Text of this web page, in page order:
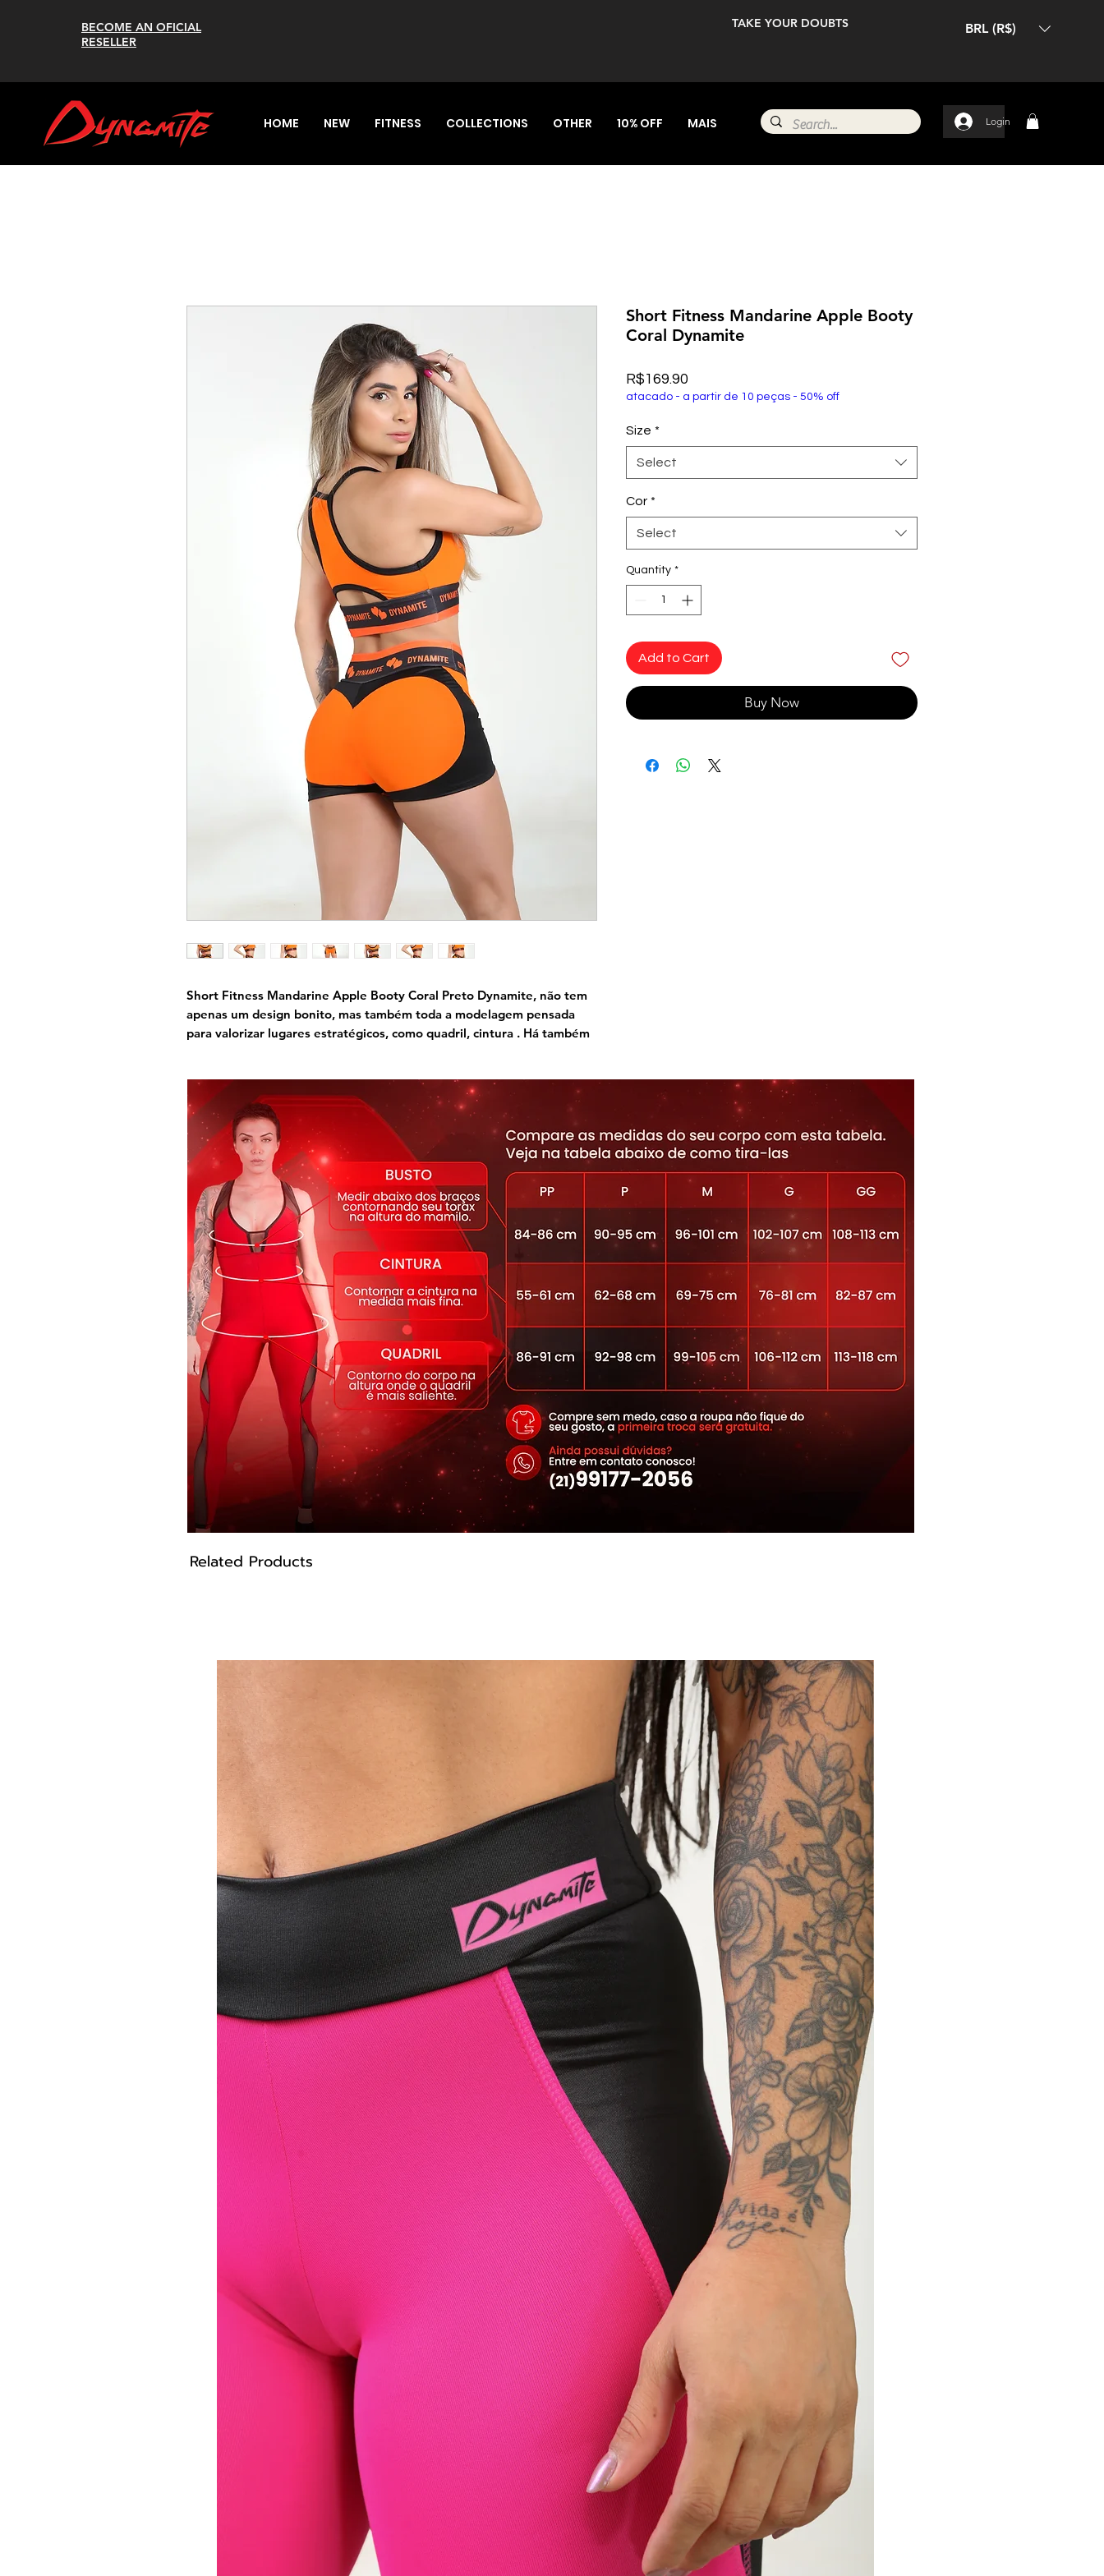
BECOME AN OFICIAL
RESELLER
TAKE YOUR DOUBTS BRL (R$)
HOME NEW FITNESS COLLECTIONS OTHER 10% OFF MAIS Login
Short Fitness Mandarine Apple Booty Coral Preto Dynamite, não tem
apenas um design bonito, mas também toda a modelagem pensada
para valorizar lugares estratégicos, como quadril, cintura . Há também
sentir incrível nessa legging que só a Dynamite tem.
Tecnologias:
UV Protection - Proteção FPS 50 proporcionada pelos fios que
bloqueiam a passagem dos raios UV-a e UV-b
Transpirabilidade - Peça com alta filamentagem, que proporciona
transpirabilidade, respirabilidade e secagem rápida.
Antibactericida - Tecido com acabamento funcional, que mata germes e
proporciona proteção efetiva contra bactérias, ácaros e fungos,
mantendo a higiene e evitando odores.
• Tecido:Suplex, Cirre
• Modelagem anatômica
• Cintura Media
• Secagem rápida
• Composição: 85% Poliamida 15% Elastano
• Cor Coral, Preto
Modelo Medidas
• Quadril 115 cm
• Cintura 76 cm
• Busto 93 cm
• Ombro 41 cm
• Modelo Veste Tam G
Short Fitness Mandarine Apple Booty
Coral Dynamite
R$169.90
atacado - a partir de 10 peças - 50% off
Size *
Select
Cor *
Select
Quantity *
Add to Cart
Buy Now
Related Products